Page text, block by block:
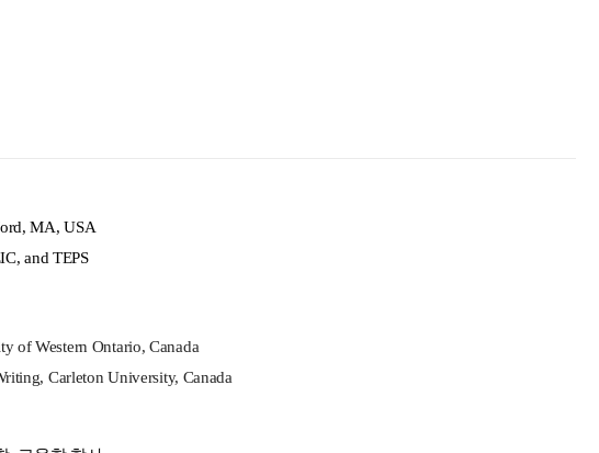
MA, USA
and TEPS
of Western Ontario, Canada
Carleton University, Canada